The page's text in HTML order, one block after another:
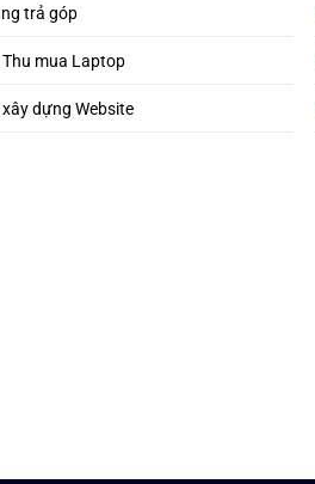
trả góp
Thu mua Laptop
xây dựng Website